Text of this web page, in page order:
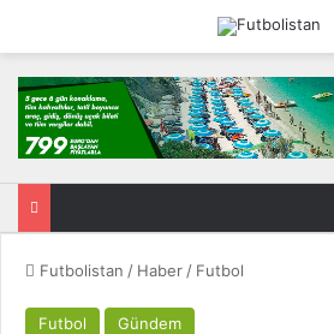
Futbolistan / Haber / Futbol
Futbol Gündem